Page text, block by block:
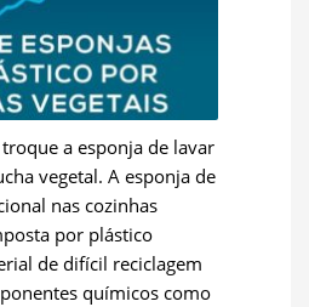
a esponja de lavar
vegetal. A esponja de
nas cozinhas
por plástico
de difícil reciclagem
químicos como